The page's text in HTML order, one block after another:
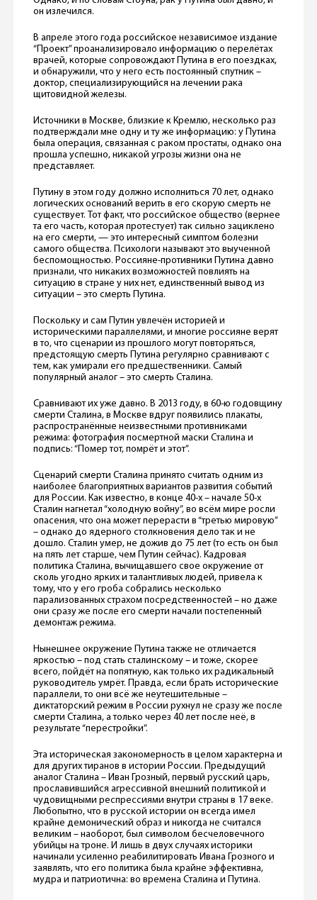
он излечился.
В апреле этого года российское независимое издание
“Проект” проанализировало информацию о перелётах
врачей, которые сопровождают Путина в его поездках,
и обнаружили, что у него есть постоянный спутник –
доктор, специализирующийся на лечении рака
щитовидной железы.
Источники в Москве, близкие к Кремлю, несколько раз
подтверждали мне одну и ту же информацию: у Путина
была операция, связанная с раком простаты, однако она
прошла успешно, никакой угрозы жизни она не
представляет.
Путину в этом году должно исполниться 70 лет, однако
логических оснований верить в его скорую смерть не
существует. Тот факт, что российское общество (вернее
та его часть, которая протестует) так сильно зациклено
на его смерти, — это интересный симптом болезни
самого общества. Психологи называют это выученной
беспомощностью. Россияне-противники Путина давно
признали, что никаких возможностей повлиять на
ситуацию в стране у них нет, единственный вывод из
ситуации – это смерть Путина.
Поскольку и сам Путин увлечён историей и
историческими параллелями, и многие россияне верят
в то, что сценарии из прошлого могут повторяться,
предстоящую смерть Путина регулярно сравнивают с
тем, как умирали его предшественники. Самый
популярный аналог – это смерть Сталина.
Сравнивают их уже давно. В 2013 году, в 60-ю годовщину
смерти Сталина, в Москве вдруг появились плакаты,
распространённые неизвестными противниками
режима: фотография посмертной маски Сталина и
подпись: “Помер тот, помрёт и этот”.
Сценарий смерти Сталина принято считать одним из
наиболее благоприятных вариантов развития событий
для России. Как известно, в конце 40-х – начале 50-х
Сталин нагнетал “холодную войну”, во всём мире росли
опасения, что она может перерасти в “третью мировую”
– однако до ядерного столкновения дело так и не
дошло. Сталин умер, не дожив до 75 лет (то есть он был
на пять лет старше, чем Путин сейчас). Кадровая
политика Сталина, вычищавшего свое окружение от
сколь угодно ярких и талантливых людей, привела к
тому, что у его гроба собрались несколько
парализованных страхом посредственностей – но даже
они сразу же после его смерти начали постепенный
демонтаж режима.
Нынешнее окружение Путина также не отличается
яркостью – под стать сталинскому – и тоже, скорее
всего, пойдёт на попятную, как только их радикальный
руководитель умрёт. Правда, если брать исторические
параллели, то они всё же неутешительные –
диктаторский режим в России рухнул не сразу же после
смерти Сталина, а только через 40 лет после неё, в
результате “перестройки”.
Эта историческая закономерность в целом характерна и
для других тиранов в истории России. Предыдущий
аналог Сталина – Иван Грозный, первый русский царь,
прославившийся агрессивной внешний политикой и
чудовищными респрессиями внутри страны в 17 веке.
Любопытно, что в русской истории он всегда имел
крайне демонический образ и никогда не считался
великим – наоборот, был символом бесчеловечного
убийцы на троне. И лишь в двух случаях историки
начинали усиленно реабилитировать Ивана Грозного и
заявлять, что его политика была крайне эффективна,
мудра и патриотична: во времена Сталина и Путина.